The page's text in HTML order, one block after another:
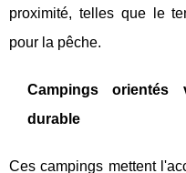
proximité, telles que le
pour la pêche.
Campings orientés
durable
Ces campings mettent